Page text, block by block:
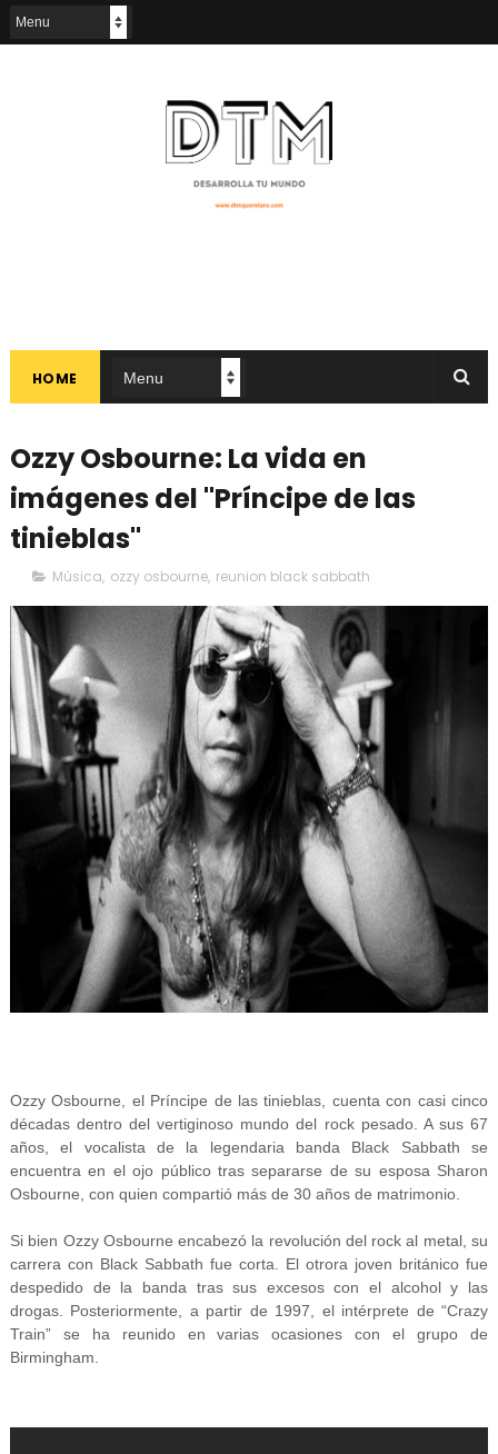
HOME
Ozzy Osbourne: La vida en
imágenes del "Príncipe de las
tinieblas"
Música, ozzy osbourne, reunion black sabbath
Ozzy Osbourne, el Príncipe de las tinieblas, cuenta con casi cinco
décadas dentro del vertiginoso mundo del rock pesado. A sus 67
años, el vocalista de la legendaria banda Black Sabbath se
encuentra en el ojo público tras separarse de su esposa Sharon
Osbourne, con quien compartió más de 30 años de matrimonio.
Si bien Ozzy Osbourne encabezó la revolución del rock al metal, su
carrera con Black Sabbath fue corta. El otrora joven británico fue
despedido de la banda tras sus excesos con el alcohol y las
drogas. Posteriormente, a partir de 1997, el intérprete de “Crazy
Train” se ha reunido en varias ocasiones con el grupo de
Birmingham.